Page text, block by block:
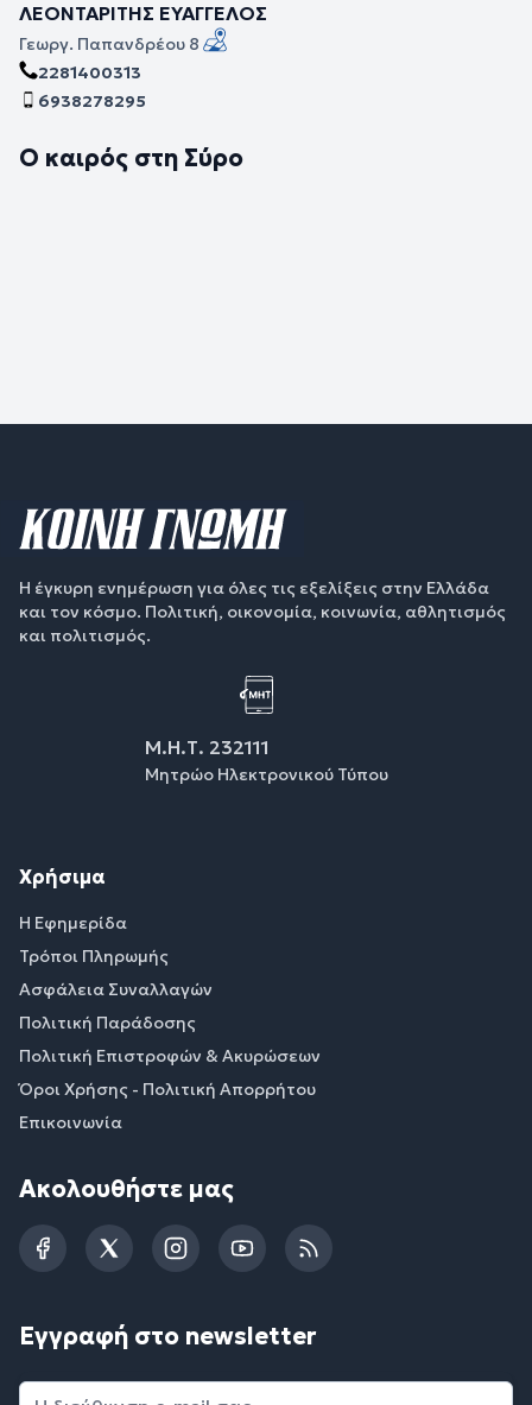
ΛΕΟΝΤΑΡΙΤΗΣ ΕΥΑΓΓΕΛΟΣ
Γεωργ. Παπανδρέου 8
2281400313
6938278295
Ο καιρός στη Σύρο
Η έγκυρη ενημέρωση για όλες τις εξελίξεις στην Ελλάδα
και τον κόσμο. Πολιτική, οικονομία, κοινωνία, αθλητισμός
και πολιτισμός.
Μ.Η.Τ. 232111
Μητρώο Ηλεκτρονικού Τύπου
Χρήσιμα
Η Εφημερίδα
Τρόποι Πληρωμής
Ασφάλεια Συναλλαγών
Πολιτική Παράδοσης
Πολιτική Επιστροφών & Ακυρώσεων
Όροι Χρήσης - Πολιτική Απορρήτου
Επικοινωνία
Ακολουθήστε μας
FacebookTwitterInstagramYouTubeRSS
Εγγραφή στο newsletter